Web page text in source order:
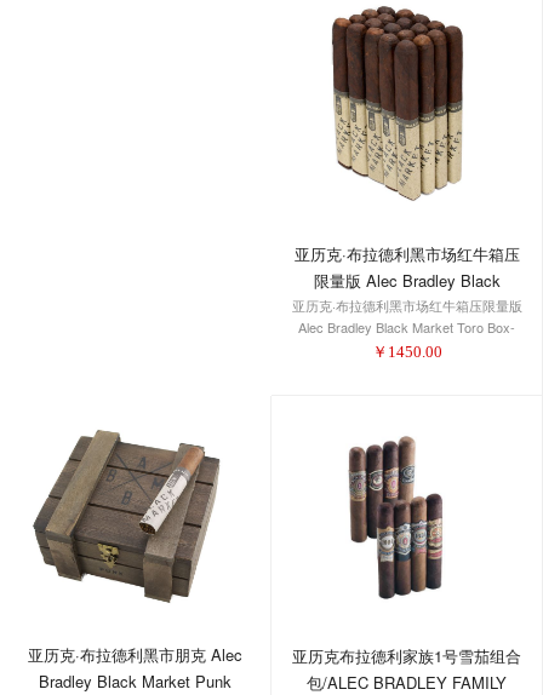
亚历克·布拉德利黑市场红牛箱压
限量版 Alec Bradley Black
Market Toro Box-Pressed Limited
Edition
亚历克·布拉德利黑市场红牛箱压限量版
Alec Bradley Black Market Toro Box-
Pressed Limited Edition
￥ 1450.00
亚历克·布拉德利黑市朋克 Alec
Bradley Black Market Punk
亚历克布拉德利家族1号雪茄组合
包/ALEC BRADLEY FAMILY